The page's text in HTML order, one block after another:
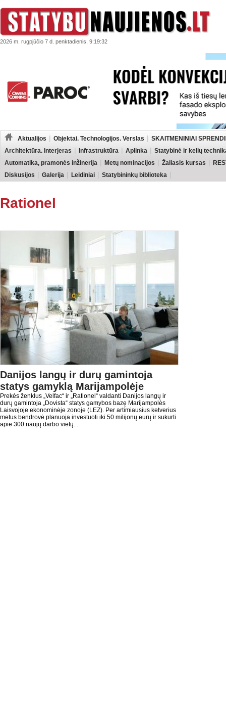
2026 m. rugpjūčio 7 d. penktadienis, 9:19:32
Aktualijos Objektai. Technologijos. Verslas
SKAITMENINIAI
Architektūra. Interjeras
Infrastruktūra Aplinka
Statybinė ir kelių
Automatika, pramonės inžinerija
Metų nominacijos Žaliasis kursas
Diskusijos
Galerija Leidiniai Statybininkų biblioteka
Rationel
Danijos langų ir durų gamintoja
statys gamyklą Marijampolėje
Prekės ženklus „Velfac“ ir „Rationel“ valdanti Danijos langų ir
durų gamintoja „Dovista“ statys gamybos bazę Marijampolės
Laisvojoje ekonominėje zonoje (LEZ). Per artimiausius ketverius
metus bendrovė planuoja investuoti iki 50 milijonų eurų ir sukurti
apie 300 naujų darbo vietų....